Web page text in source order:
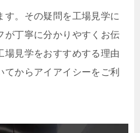
す。その疑問を工場見学に
が丁寧に分かりやすくお伝
場見学をおすすめする理由
からアイアイシーをご利